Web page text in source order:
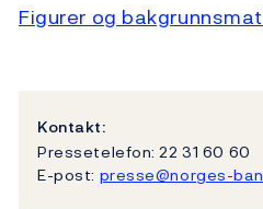
Figurer og
Kontakt:
Pressetelefon: 22 31 60 60
E-post: presse@norges-